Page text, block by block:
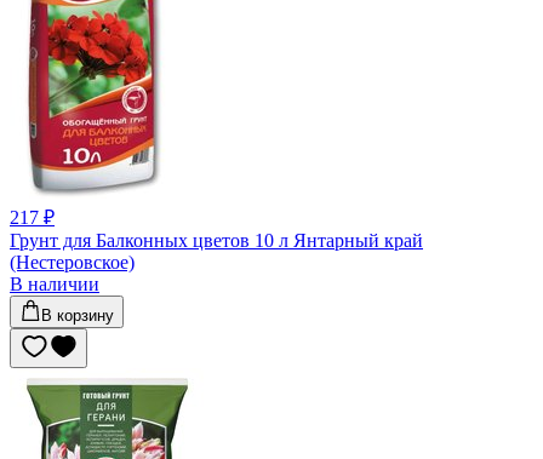
217 ₽
Грунт для Балконных цветов 10 л Янтарный край
(Нестеровское)
В наличии
В корзину